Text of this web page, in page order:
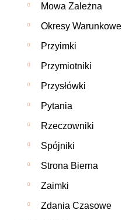
Mowa Zależna
Okresy Warunkowe
Przyimki
Przymiotniki
Przysłówki
Pytania
Rzeczowniki
Spójniki
Strona Bierna
Zaimki
Zdania Czasowe